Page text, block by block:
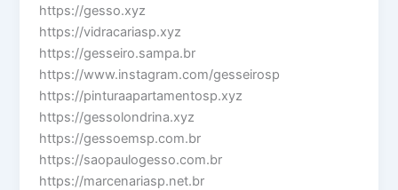
https://gesso.xyz
https://vidracariasp.xyz
https://gesseiro.sampa.br
https://www.instagram.com/gesseirosp
https://pinturaapartamentosp.xyz
https://gessolondrina.xyz
https://gessoemsp.com.br
https://saopaulogesso.com.br
https://marcenariasp.net.br